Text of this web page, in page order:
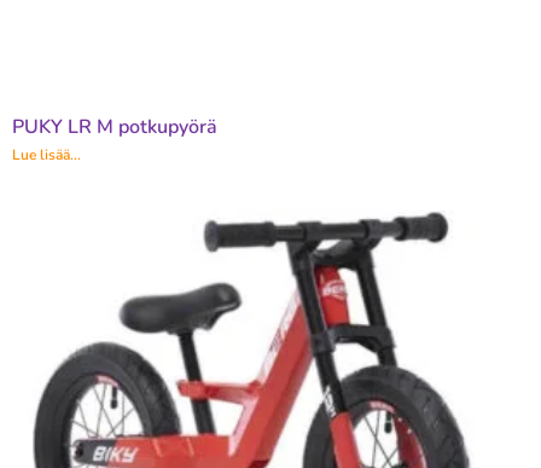
PUKY LR M potkupyörä
Lue lisää...